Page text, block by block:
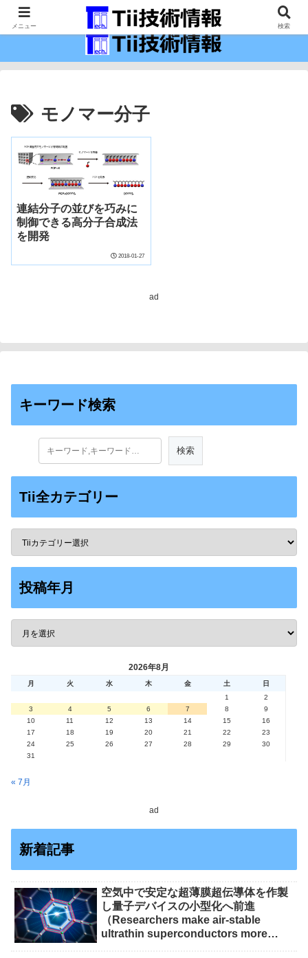
最新の科学技術の情報インフラ。
モノマー分子
連結分子の並びを巧みに
制御できる高分子合成法
を開発
2018-01-27
ad
キーワード検索
Tii全カテゴリー
投稿年月
2026年8月
月 火 水 木 金 土
日
1
2
3
4 5 6 7 8
9
10
11 12 13 14 15
16
17
18 19 20 21 22
23
24
25 26 27 28 29
30
31
« 7月
ad
新着記事
空気中で安定な超薄膜超伝導体を作製
し量子デバイスの小型化へ前進
（Researchers make air-stable
ultrathin superconductors more
メニュー 検索